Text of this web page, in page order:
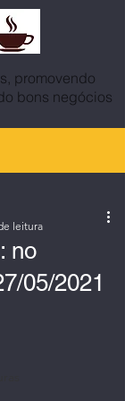
promovendo
bons negócios
no
05/2021
leitura
estrelas.